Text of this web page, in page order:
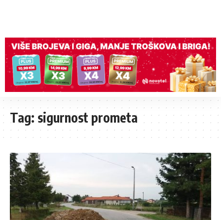
Tag: sigurnost prometa